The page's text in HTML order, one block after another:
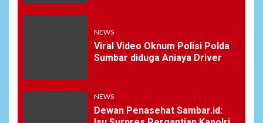
NEWS
Viral Video Oknum Polisi Polda
Sumbar diduga Aniaya Driver
NEWS
Dewan Penasehat Sambar.id: